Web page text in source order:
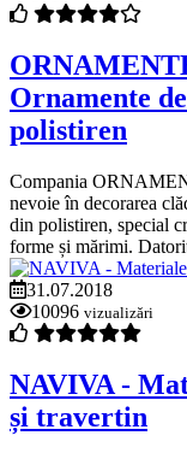
Ornamente
polistiren
Compania
nevoie în decorarea
din polistiren, special
forme și mărimi.
31.07.2018
10096 vizualizări
NAVIVA -
și travertin